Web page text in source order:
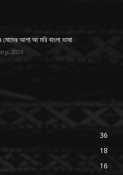
মোদের আশা আ মরি বাংলা ভাষা
2026
36
18
16